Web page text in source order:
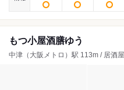
もつ小屋酒膳ゆう
中津（大阪メトロ）駅 113m / 居酒